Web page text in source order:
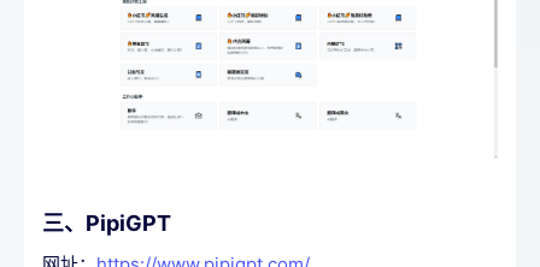
三、PipiGPT